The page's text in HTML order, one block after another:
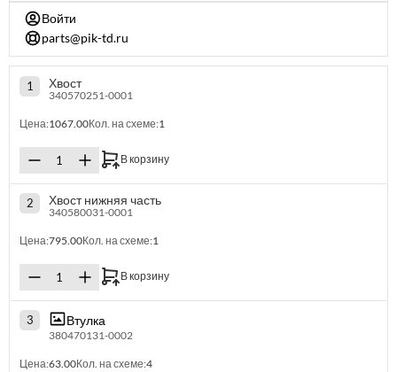
Войти
parts@pik-td.ru
1 Хвост
340570251-0001
Цена:1067.00Кол. на схеме:1
В корзину
2 Хвост нижняя часть
340580031-0001
Цена:795.00Кол. на схеме:1
В корзину
3 Втулка
380470131-0002
Цена:63.00Кол. на схеме:4